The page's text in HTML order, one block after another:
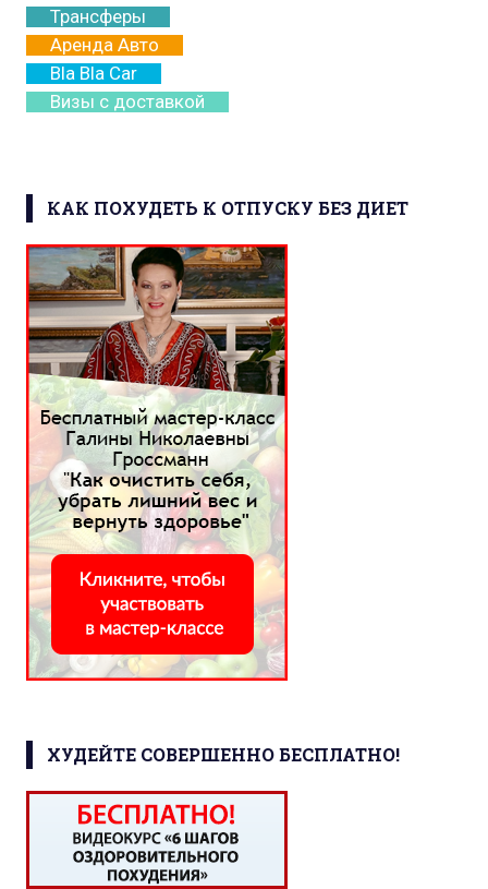
Трансферы
Аренда Авто
Bla Bla Car
Визы с доставкой
КАК ПОХУДЕТЬ К ОТПУСКУ БЕЗ ДИЕТ
ХУДЕЙТЕ СОВЕРШЕННО БЕСПЛАТНО!